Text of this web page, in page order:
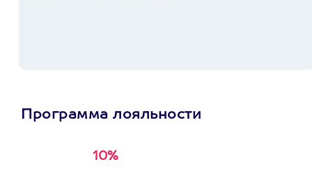
Программа лояльности
10%